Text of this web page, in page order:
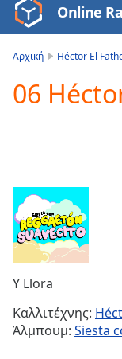
Video
Player
Play
Video
Mute
Current
Time0:00
Duration-:-
Loaded:
0.00%
Stream
TypeLIVE
Online
Αρχική Héctor El
06
Y Llora
Καλλιτέχνης:
Άλμπουμ: Siesta